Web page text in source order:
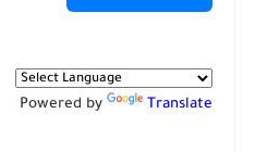
Powered by Translate